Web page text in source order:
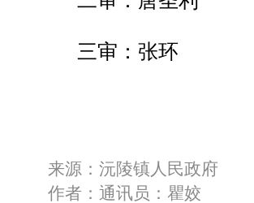
三审：张环
来源：沅陵镇人民政府
作者：通讯员：瞿姣